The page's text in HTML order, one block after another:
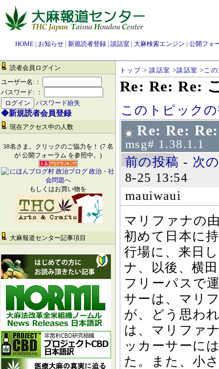
HOME | お知らせ | 新規読者登録 | 談話室 | 大麻検索エンジン | 公開フォ
読者会員ログイン
ユーザー名:：
パスワード: ：
パスワード紛失
◆新規読者会員登録
現在アクセス中の人数
38名さま。クリックのご協力を！ (7 名
が 公開フォーラム を参照中。)
もしくはお買い物を
大麻報道センター記事項目
トップ >談話室 >談話室 >こ
Re: Re: Re:
このトピック
Re: Re:
msg# 1.38.1.1
前の投稿 - 次
8-25 13:54
mauiwaui
マリファナの
初めて日本に
行場に、来日
ナ、以後、横
フリーパスで
サーは、マリ
が、どう思わ
は、マリファ
ッカーサーに
た。また、小